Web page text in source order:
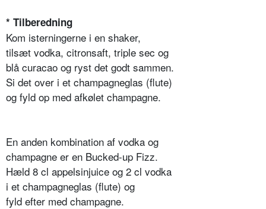
* Tilberedning
Kom isterningerne i en shaker,
tilsæt vodka, citronsaft, triple sec og
blå curacao og ryst det godt sammen.
Si det over i et champagneglas (flute)
og fyld op med afkølet champagne.
En anden kombination af vodka og
champagne er en Bucked-up Fizz.
Hæld 8 cl appelsinjuice og 2 cl vodka
i et champagneglas (flute) og
fyld efter med champagne.